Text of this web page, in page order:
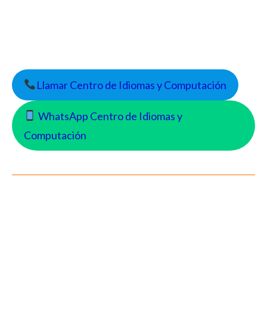
Llamar Centro de Idiomas y Computación
WhatsApp Centro de Idiomas y
Computación